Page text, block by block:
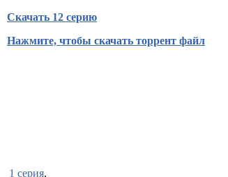
Скачать 12 серию
Нажмите, чтобы скачать торрент файл
1 серия,